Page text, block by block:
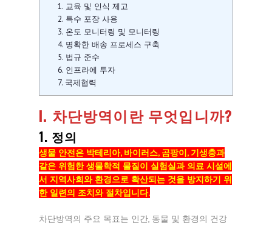
1. 교육 및 인식 제고
2. 특수 포장 사용
3. 온도 모니터링 및 모니터링
4. 명확한 배송 프로세스 구축
5. 법규 준수
6. 인프라에 투자
7. 국제협력
I. 차단방역이란 무엇입니까?
1. 정의
생물 안전은 박테리아, 바이러스, 곰팡이, 기생충과
같은 위험한 생물학적 물질이 실험실과 의료 시설에
서 지역사회와 환경으로 확산되는 것을 방지하기 위
한 일련의 조치와 절차입니다.
차단방역의 주요 목표는 인간, 동물 및 환경의 건강